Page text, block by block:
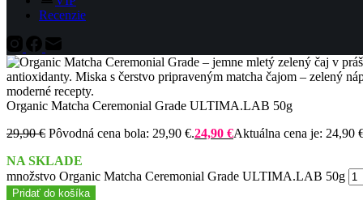
Recenzie
Organic Matcha Ceremonial Grade ULTIMA.LAB 50g
29,90€ Pôvodná cena bola: 29,90 €.24,90 €Aktuálna cena je: 24,90
NA SKLADE
množstvo Organic Matcha Ceremonial Grade ULTIMA.LAB 50g
Pridať do košíka